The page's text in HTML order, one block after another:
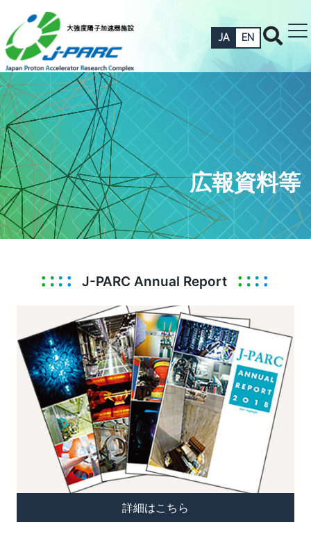
JA EN
広報資料等
J-PARC Annual Report
詳細はこちら